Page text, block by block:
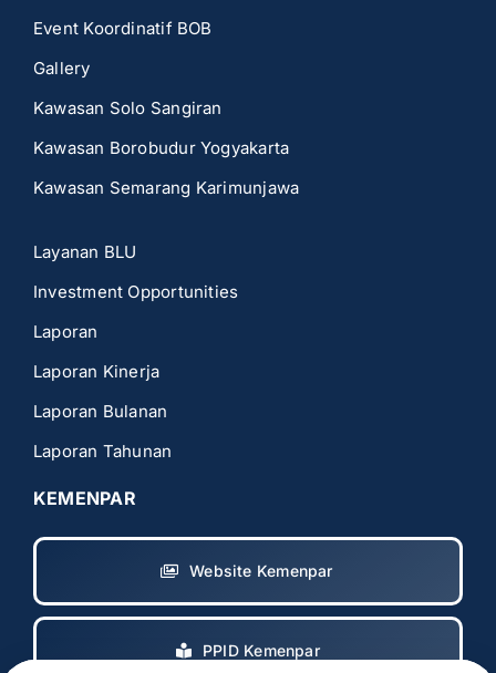
Event Koordinatif BOB
Gallery
Kawasan Solo Sangiran
Kawasan Borobudur Yogyakarta
Kawasan Semarang Karimunjawa
Layanan BLU
Investment Opportunities
Laporan
Laporan Kinerja
Laporan Bulanan
Laporan Tahunan
KEMENPAR
Website Kemenpar
PPID Kemenpar